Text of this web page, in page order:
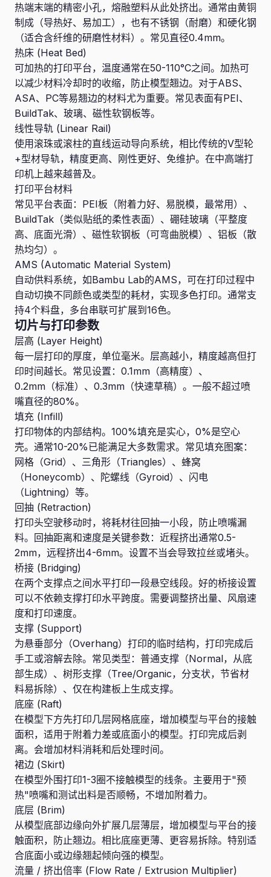
热端末端的精密小孔，熔融塑料从此处挤出。通常由黄铜
制成（导热好、易加工），也有不锈钢（耐磨）和硬化钢
（适合含纤维的研磨性材料）。常见直径0.4mm。
热床 (Heat Bed)
可加热的打印平台，温度通常在50-110°C之间。加热可
以减少材料冷却时的收缩，防止模型翘边。对于ABS、
ASA、PC等易翘边的材料尤为重要。常见表面有PEI、
BuildTak、玻璃、磁性软钢板等。
线性导轨 (Linear Rail)
使用滚珠或滚柱的直线运动导向系统，相比传统的V型轮
+型材导轨，精度更高、刚性更好、免维护。在中高端打
印机上越来越普及。
打印平台材料
常见平台表面：PEI板（附着力好、易脱模，最常用）、
BuildTak（类似贴纸的柔性表面）、硼硅玻璃（平整度
高、底面光滑）、磁性软钢板（可弯曲脱模）、铝板（散
热均匀）。
AMS (Automatic Material System)
自动供料系统，如Bambu Lab的AMS，可在打印过程中
自动切换不同颜色或类型的耗材，实现多色打印。通常支
持4个料盘，多台串联可扩展到16色。
切片与打印参数
层高 (Layer Height)
每一层打印的厚度，单位毫米。层高越小，精度越高但打
印时间越长。常见设置：0.1mm（高精度）、
0.2mm（标准）、0.3mm（快速草稿）。一般不超过喷
嘴直径的80%。
填充 (Infill)
打印物体的内部结构。100%填充是实心，0%是空心
壳。通常10-20%已能满足大多数需求。常见填充图案：
网格（Grid）、三角形（Triangles）、蜂窝
（Honeycomb）、陀螺线（Gyroid）、闪电
（Lightning）等。
回抽 (Retraction)
打印头空驶移动时，将耗材往回抽一小段，防止喷嘴漏
料。回抽距离和速度是关键参数：近程挤出通常0.5-
2mm，远程挤出4-6mm。设置不当会导致拉丝或堵头。
桥接 (Bridging)
在两个支撑点之间水平打印一段悬空线段。好的桥接设置
可以不依赖支撑打印水平跨度。需要调整挤出量、风扇速
度和打印速度。
支撑 (Support)
为悬垂部分（Overhang）打印的临时结构，打印完成后
手工或溶解去除。常见类型：普通支撑（Normal，从底
部生成）、树形支撑（Tree/Organic，分支状，节省材
料易拆除）、仅在构建板上生成支撑。
底座 (Raft)
在模型下方先打印几层网格底座，增加模型与平台的接触
面积，适用于附着力差或底面小的模型。打印完成后剥
离。会增加材料消耗和后处理时间。
裙边 (Skirt)
在模型外围打印1-3圈不接触模型的线条。主要用于"预
热"喷嘴和测试出料是否顺畅，不增加附着力。
底层 (Brim)
从模型底部边缘向外扩展几层薄层，增加模型与平台的接
触面积，防止翘边。相比底座更薄、更容易拆除。特别适
合底面小或边缘翘起倾向强的模型。
流量 / 挤出倍率 (Flow Rate / Extrusion Multiplier)